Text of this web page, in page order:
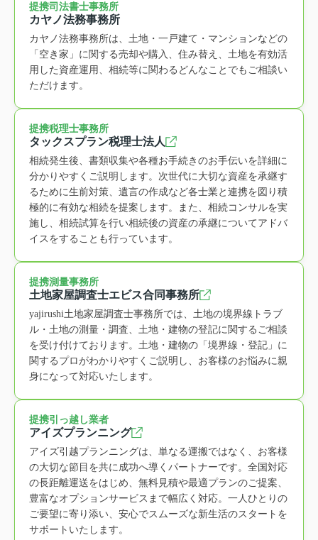
提携司法書士事務所
カヤノ法務事務所
カヤノ法務事務所は、土地・一戸建て・マンションなどの
「空き家」に関する売却や購入、住み替え、土地を有効活
用した資産運用、相続等に関わるどんなことでもご相談い
ただけます。
提携税理士事務所
タックスプラン税理士法人
相続発生後、書類収集や各種お手続きのお手伝いを詳細に
分かりやすくご説明します。次世代に大切な資産を承継す
るために生前対策、遺言の作成など各士業と連携を図り積
極的に有効な相続を提案します。また、相続コンサルを実
施し、相続試算を行い相続後の資産の承継についてアドバ
イスをすることも行っています。
提携測量事務所
土地家屋調査士エビス合同事務所
yajirushi土地家屋調査士事務所では、土地の境界線トラブ
ル・土地の測量・調査、土地・建物の登記に関するご相談
を受け付けております。土地・建物の「境界線・登記」に
関するプロがわかりやすくご説明し、お客様のお悩みに親
身になって対応いたします。
提携引っ越し業者
アイズプランニング
アイズ引越プランニングは、単なる運搬ではなく、お客様
の大切な節目を共に成功へ導くパートナーです。全国対応
の長距離運送をはじめ、無料見積や最適プランのご提案、
豊富なオプションサービスまで幅広く対応。一人ひとりの
ご要望に寄り添い、安心でスムーズな新生活のスタートを
サポートいたします。